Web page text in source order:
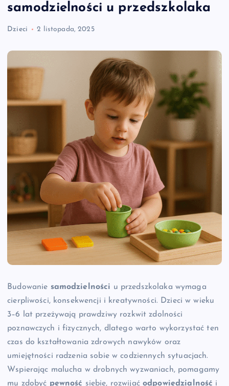
samodzielności u przedszkolaka
Dzieci 2 listopada, 2025
Budowanie samodzielności u przedszkolaka wymaga
cierpliwości, konsekwencji i kreatywności. Dzieci w wieku
3–6 lat przeżywają prawdziwy rozkwit zdolności
poznawczych i fizycznych, dlatego warto wykorzystać ten
czas do kształtowania zdrowych nawyków oraz
umiejętności radzenia sobie w codziennych sytuacjach.
Wspierając malucha w drobnych wyzwaniach, pomagamy
mu zdobyć pewność siebie, rozwijaćodpowiedzialność i